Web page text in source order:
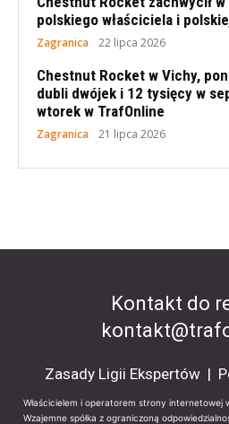
polskiego właściciela i
Zagranica 22 lipca 2026
Chestnut Rocket w Vichy,
dubli dwójek i 12 tysięcy w
wtorek w TrafOnline
Zagranica 21 lipca 2026
Kontakt do
Zasady Ligii Ekspertów|
Właścicielem i operatorem strony internetowej
Wzajemne spółka z ograniczoną